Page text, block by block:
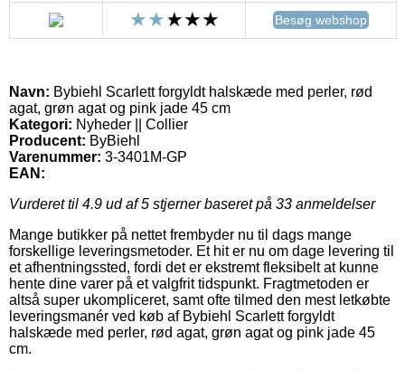
Besøg webshop
Navn: Bybiehl Scarlett forgyldt halskæde med perler, rød
agat, grøn agat og pink jade 45 cm
Kategori: Nyheder || Collier
Producent: ByBiehl
Varenummer: 3-3401M-GP
EAN:
Vurderet til 4.9 ud af 5 stjerner baseret på 33 anmeldelser
Mange butikker på nettet frembyder nu til dags mange
forskellige leveringsmetoder. Et hit er nu om dage levering til
et afhentningssted, fordi det er ekstremt fleksibelt at kunne
hente dine varer på et valgfrit tidspunkt. Fragtmetoden er
altså super ukompliceret, samt ofte tilmed den mest letkøbte
leveringsmanér ved køb af Bybiehl Scarlett forgyldt
halskæde med perler, rød agat, grøn agat og pink jade 45
cm.